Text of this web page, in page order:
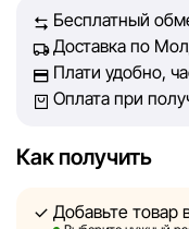
Однако, несмотря
гарантировать
сайте, ввиду
сторонних
Бесплатный
Доставка по
Плати удобно,
Оплата при
Как получить
Добавьте товар